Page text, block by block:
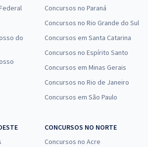
do
Concursos no Paraná
Concursos no Rio Grande do Sul
Concursos em Santa Catarina
Concursos no Espírito Santo
Concursos em Minas Gerais
Concursos no Rio de Janeiro
Concursos em São Paulo
CONCURSOS NO NORTE
Concursos no Acre